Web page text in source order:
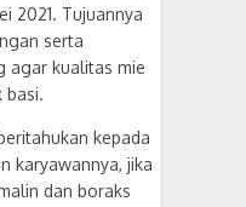
2021. Tujuannya
serta
agar kualitas mie
basi.
kepada
karyawannya, jika
dan boraks